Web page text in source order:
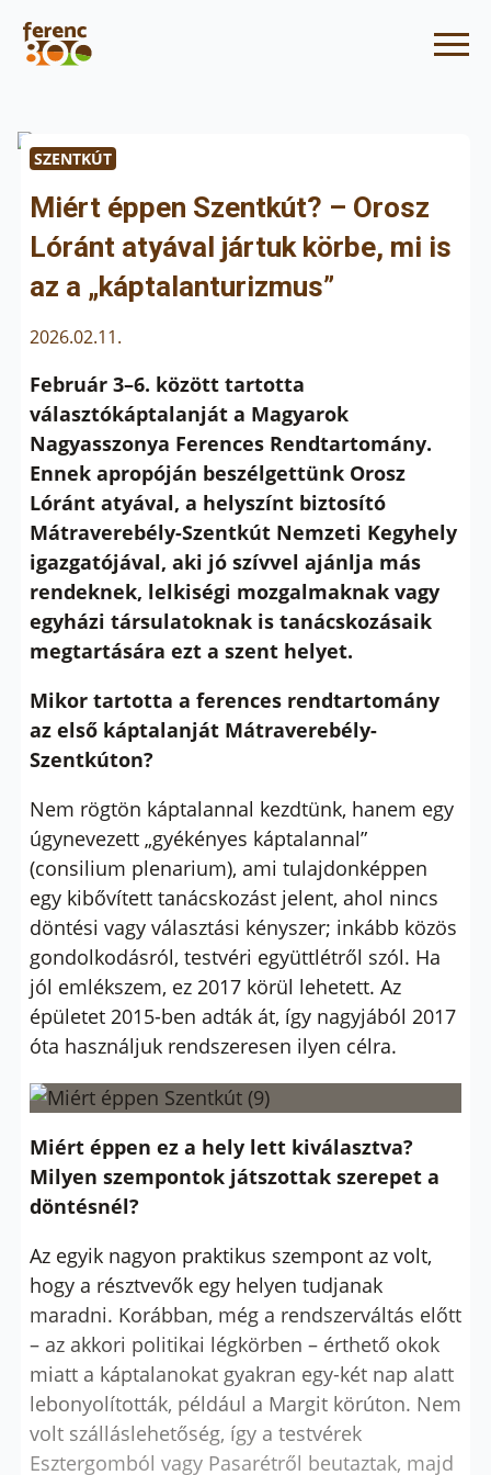
SZENTKÚT
Miért éppen Szentkút? – Orosz
Lóránt atyával jártuk körbe, mi is
az a „káptalanturizmus”
2026.02.11.
Február 3–6. között tartotta
választókáptalanját a Magyarok
Nagyasszonya Ferences Rendtartomány.
Ennek apropóján beszélgettünk Orosz
Lóránt atyával, a helyszínt biztosító
Mátraverebély-Szentkút Nemzeti Kegyhely
igazgatójával, aki jó szívvel ajánlja más
rendeknek, lelkiségi mozgalmaknak vagy
egyházi társulatoknak is tanácskozásaik
megtartására ezt a szent helyet.
Mikor tartotta a ferences rendtartomány
az első káptalanját Mátraverebély-
Szentkúton?
Nem rögtön káptalannal kezdtünk, hanem egy
úgynevezett „gyékényes káptalannal”
(consilium plenarium), ami tulajdonképpen
egy kibővített tanácskozást jelent, ahol nincs
döntési vagy választási kényszer; inkább közös
gondolkodásról, testvéri együttlétről szól. Ha
jól emlékszem, ez 2017 körül lehetett. Az
épületet 2015-ben adták át, így nagyjából 2017
óta használjuk rendszeresen ilyen célra.
Miért éppen ez a hely lett kiválasztva?
Milyen szempontok játszottak szerepet a
döntésnél?
Az egyik nagyon praktikus szempont az volt,
hogy a résztvevők egy helyen tudjanak
maradni. Korábban, még a rendszerváltás előtt
– az akkori politikai légkörben – érthető okok
miatt a káptalanokat gyakran egy-két nap alatt
lebonyolították, például a Margit körúton. Nem
volt szálláslehetőség, így a testvérek
Esztergomból vagy Pasarétről beutaztak, majd